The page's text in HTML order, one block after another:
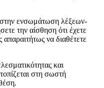
ενσωμάτωση λέξεων-
την αίσθηση ότι έχετε
να διαθέτετε
και
στη σωστή